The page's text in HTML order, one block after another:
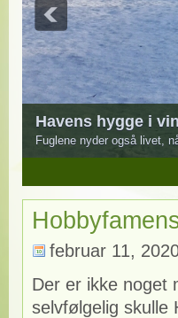
Havens hygge i
Fuglene nyder også livet,
februar 11,
Der er ikke noget
selvfølgelig